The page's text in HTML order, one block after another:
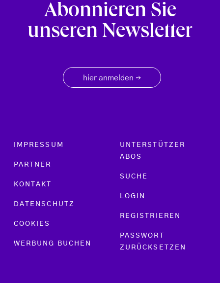
Abonnieren Sie
unseren Newsletter
hier anmelden →
Footer menu
IMPRESSUM
PARTNER
KONTAKT
DATENSCHUTZ
COOKIES
WERBUNG BUCHEN
UNTERSTÜTZER
ABOS
SUCHE
LOGIN
REGISTRIEREN
PASSWORT
ZURÜCKSETZEN